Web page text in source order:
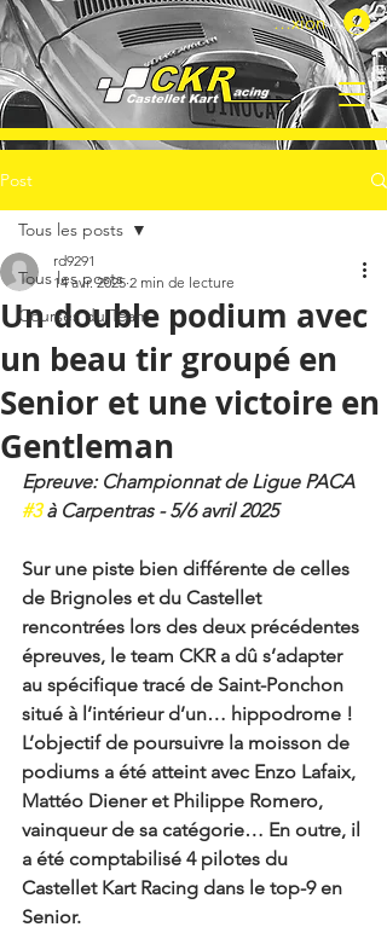
Connexion
Post
Tous les posts
Courses du Team
Tous les posts
Un double podium avec
un beau tir groupé en
Senior et une victoire en
Gentleman
rd9291
14 avr. 2025 2 min de lecture
Epreuve: Championnat de Ligue PACA
#3 à Carpentras - 5/6 avril 2025
Sur une piste bien différente de celles
de Brignoles et du Castellet
rencontrées lors des deux précédentes
épreuves, le team CKR a dû s’adapter
au spécifique tracé de Saint-Ponchon
situé à l’intérieur d’un… hippodrome !
L’objectif de poursuivre la moisson de
podiums a été atteint avec Enzo Lafaix,
Mattéo Diener et Philippe Romero,
vainqueur de sa catégorie… En outre, il
a été comptabilisé 4 pilotes du
Castellet Kart Racing dans le top-9 en
Senior.